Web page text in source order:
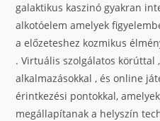
galaktikus kaszinó gyakran
alkotóelem amelyek
a előzeteshez kozmikus
. Virtuális szolgálatos körúttal
alkalmazásokkal , és online
érintkezési pontokkal,
megállapítanak a helyszín